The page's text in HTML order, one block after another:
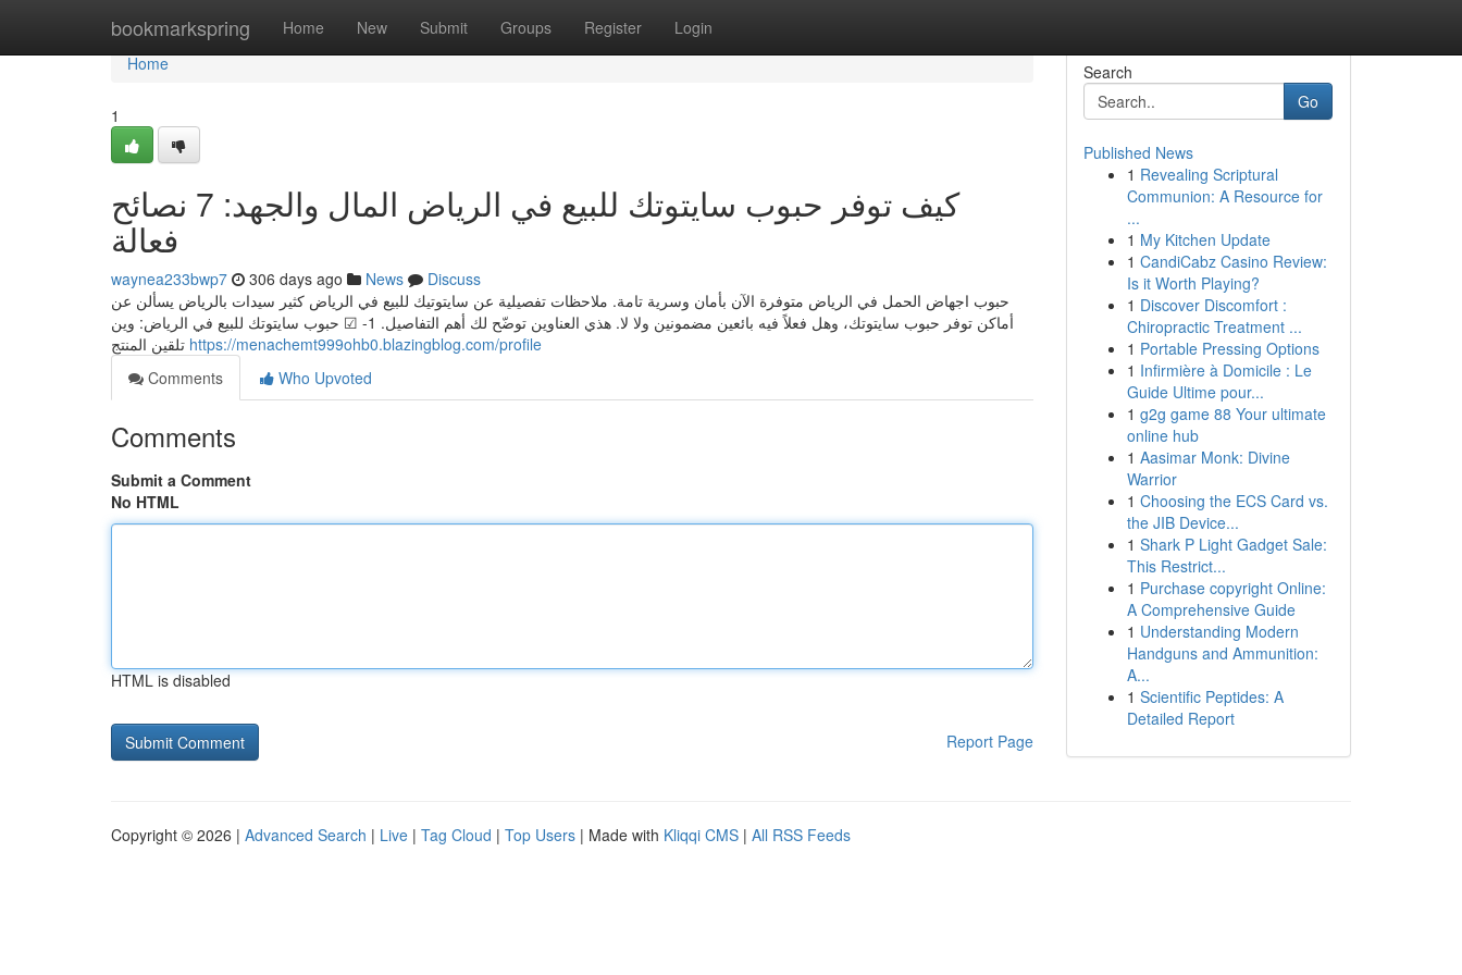
bookmarkspring Home New Submit Groups Register Login
Home
Home
1
كيف توفر حبوب سايتوتك للبيع في الرياض المال والجهد: 7 نصائح
فعالة
waynea233bwp7 306 days ago News
Discuss
حبوب اجهاض الحمل في الرياض متوفرة الآن بأمان وسرية تامة. ملاحظات تفصيلية عن سايتوتيك للبيع في الرياض كثير سيدات بالرياض يسألن عن
أماكن توفر حبوب سايتوتك، وهل فعلاً فيه بائعين مضمونين ولا لا. هذي العناوين توضّح لك أهم التفاصيل. 1- ☑ حبوب سايتوتك للبيع في الرياض: وين
https://menachemt999ohb0.blazingblog.com/profile
Comments
Who Upvoted
Comments
Submit a Comment
No HTML
HTML is disabled
Report Page
Search
Go
Published News
1 Revealing Scriptural
Communion: A Resource for
...
1 My Kitchen Update
1 CandiCabz Casino Review:
Is it Worth Playing?
1 Discover Discomfort :
Chiropractic Treatment ...
1 Portable Pressing Options
1 Infirmière à Domicile : Le
Guide Ultime pour...
1 g2g game 88 Your ultimate
online hub
1 Aasimar Monk: Divine
Warrior
1 Choosing the ECS Card vs.
the JIB Device...
1 Shark P Light Gadget Sale:
This Restrict...
1 Purchase copyright Online:
A Comprehensive Guide
1 Understanding Modern
Handguns and Ammunition:
A...
1 Scientific Peptides: A
Detailed Report
Copyright © 2026 | Advanced Search | Live | Tag Cloud | Top Users | Made with Kliqqi CMS | All RSS Feeds